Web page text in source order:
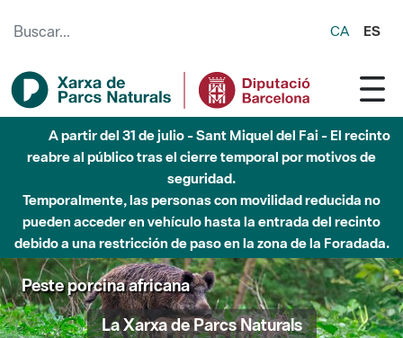
CA ES
A partir del 31 de julio - Sant Miquel del Fai - El recinto
reabre al público tras el cierre temporal por motivos de
seguridad.
Temporalmente, las personas con movilidad reducida no
pueden acceder en vehículo hasta la entrada del recinto
debido a una restricción de paso en la zona de la Foradada.
Peste porcina africana
La Xarxa de Parcs Naturals